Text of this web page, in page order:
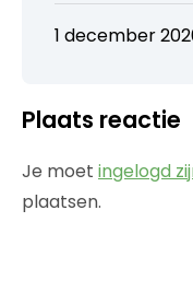
1 december
Plaats reactie
Je moet ingelogd
plaatsen.